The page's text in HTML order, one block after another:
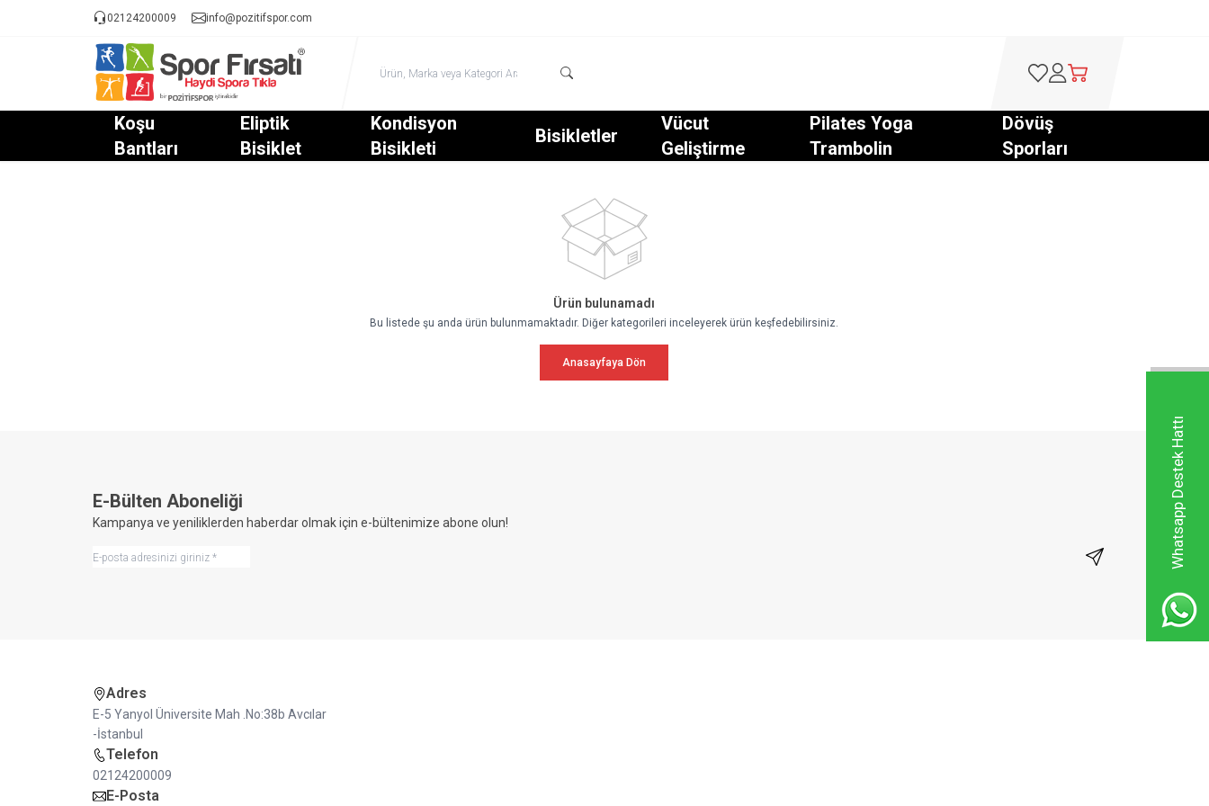
Whatsapp Destek Hattı
02124200009 info@pozitifspor.com
Favorilerim
Hesabım
Sepetim
Koşu
Bantları
Eliptik
Bisiklet
Kondisyon
Bisikleti
Bisikletler
Vücut
Geliştirme
Pilates Yoga
Trambolin
Dövüş
Sporları
Ürün bulunamadı
Bu listede şu anda ürün bulunmamaktadır. Diğer kategorileri inceleyerek ürün keşfedebilirsiniz.
Anasayfaya Dön
E-Bülten Aboneliği
Kampanya ve yeniliklerden haberdar olmak için e-bültenimize abone olun!
Kayıt Ol
Adres
E-5 Yanyol Üniversite Mah .No:38b Avcılar
-İstanbul
Telefon
02124200009
E-Posta